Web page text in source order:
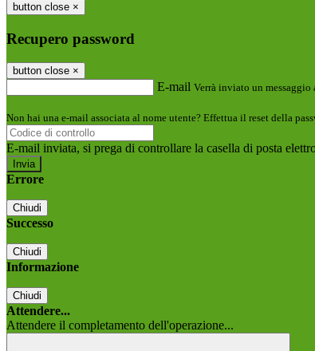
button close ×
Recupero password
button close ×
E-mail Verrà inviato un
Non hai una e-mail associata al nome utente? Effettua il reset della
E-mail inviata, si prega di controllare la casella di posta
Errore
Chiudi
Successo
Chiudi
Informazione
Chiudi
Attendere...
Attendere il completamento dell'operazione...